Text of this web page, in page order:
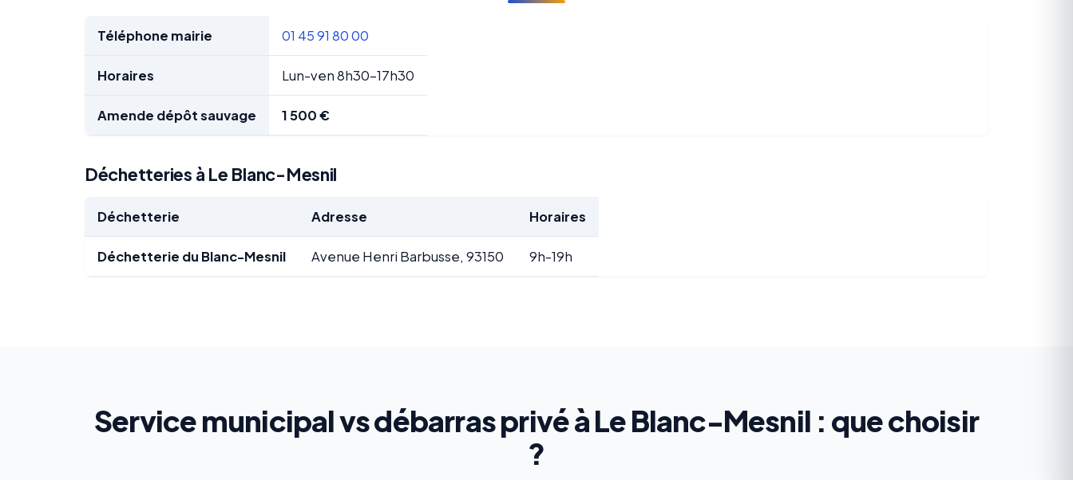
Téléphone mairie 01 45 91 80 00
Horaires Lun-ven 8h30-17h30
Amende dépôt sauvage 1 500 €
Déchetteries à Le Blanc-Mesnil
Déchetterie Adresse Horaires
Déchetterie du Blanc-Mesnil Avenue Henri Barbusse, 93150 9h-19h
Service municipal vs débarras privé à Le Blanc-Mesnil : que choisir
?